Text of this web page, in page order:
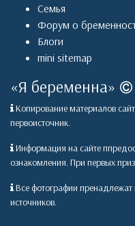
Семья
Форум о
Блоги
mini sitemap
«Я беременна»
Копирование материалов
первоисточник.
Информация на сайте
ознакомления. При первых
Все фотографии пренадлежат
источников.